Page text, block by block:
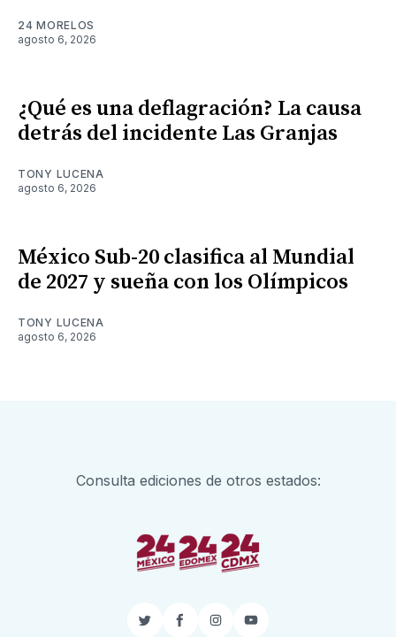
24 MORELOS
agosto 6, 2026
¿Qué es una deflagración? La causa
detrás del incidente Las Granjas
TONY LUCENA
agosto 6, 2026
México Sub-20 clasifica al Mundial
de 2027 y sueña con los Olímpicos
TONY LUCENA
agosto 6, 2026
Consulta ediciones de otros estados:
TwitterFacebook
InstagramYouTube